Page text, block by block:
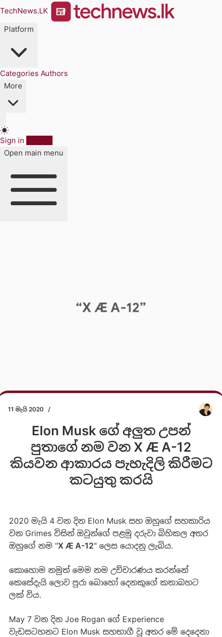
TechNews.LK
Platform
Categories Authors
More
Sign in
Open main menu
11 මැයි 2020 /
Elon Musk ගේ අලුත උපන්
පුතාගේ නම වන X Æ A-12
කියවන ආකාරය පැහැදිලි කිරීමට
කටයුතු කරයි
2020 මැයි 4 වන දින Elon Musk සහ ඔහුගේ සහකාරිය
වන Grimes විසින් ඔවුන්ගේ පළමු දරුවා බිහිකල අතර
ඔහුගේ නම "X Æ A-12" ලෙස යොදනු ලැබිය.
කොහොම නමුත් මෙම නම උච්චාරණය කරන්නේ
කෙසේදැයි ලොව පුරා බොහෝ දෙනකුගේ කතාබහට
ලක් වි‍ය.
May 7 වන දින Joe Rogan ගේ Experience
වැඩසටහනට Elon Musk සහභාගී වූ අතර ‍මේ දෙදෙනා